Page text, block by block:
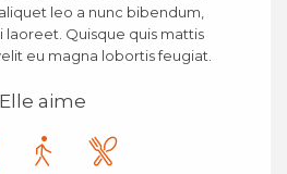
leo a nunc bibendum,
laoreet. Quisque quis mattis
eu magna lobortis feugiat.
Elle aime